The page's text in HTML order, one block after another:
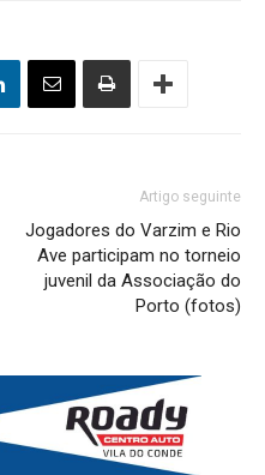
Artigo seguinte
Jogadores do Varzim e Rio
Ave participam no torneio
juvenil da Associação do
Porto (fotos)